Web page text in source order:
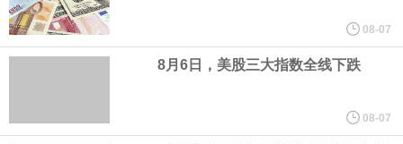
后续14艘平均每艘约180亿美元。
08-07
8月6日，美股三大指数全线下跌
08-07